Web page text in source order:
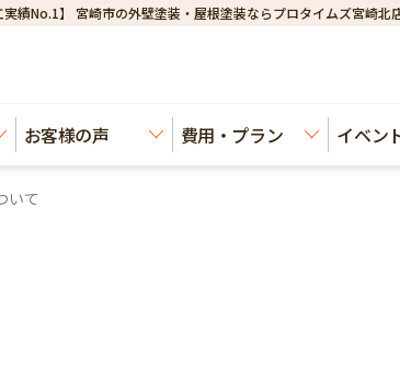
実績No.1】 宮崎市の外壁塗装・屋根塗装ならプロタイムズ宮崎北
お客様の声 費用・プラン イベン
いて